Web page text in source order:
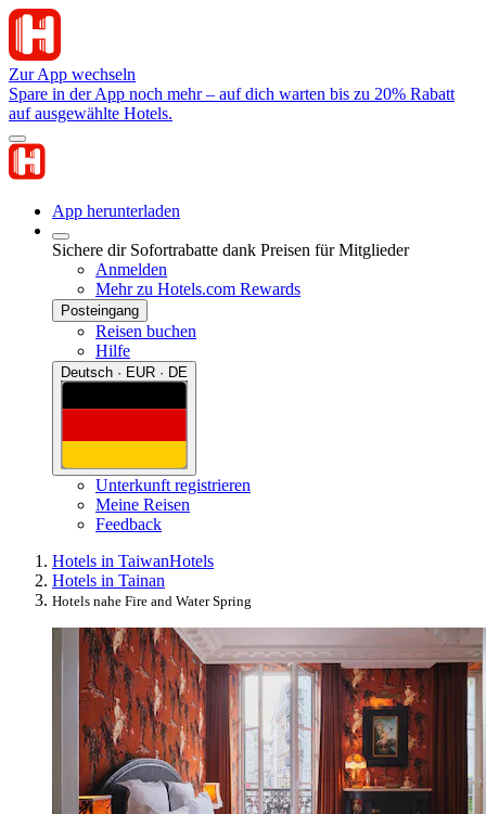
Zur App wechseln
Spare in der App noch mehr – auf dich warten bis zu 20% Rabatt
auf ausgewählte Hotels.
App herunterladen
Sichere dir Sofortrabatte dank Preisen für Mitglieder
Anmelden
Mehr zu Hotels.com Rewards
Posteingang
Reisen buchen
Hilfe
Deutsch · EUR · DE
Unterkunft registrieren
Meine Reisen
Feedback
Hotels in TaiwanHotels
Hotels in Tainan
Hotels nahe Fire and Water Spring